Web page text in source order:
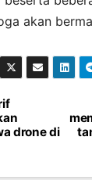
akan
drone di